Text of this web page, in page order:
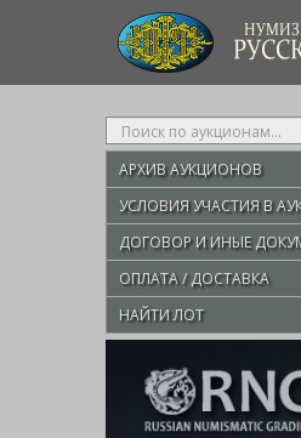
Type
your
search
here
АРХИВ АУКЦИОНОВ
УСЛОВИЯ УЧАСТИЯ В
ДОГОВОР И ИНЫЕ
ОПЛАТА / ДОСТАВКА
НАЙТИ ЛОТ